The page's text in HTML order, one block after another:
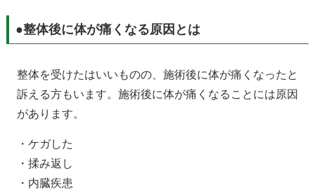
●整体後に体が痛くなる原因とは
整体を受けたはいいものの、施術後に体が痛くなったと
訴える方もいます。施術後に体が痛くなることには原因
があります。
・ケガした
・揉み返し
・内臓疾患